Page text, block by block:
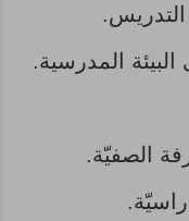
البيئة المدرسية.
الصفيّة.